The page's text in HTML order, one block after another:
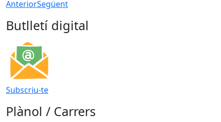
AnteriorSegüent
Butlletí digital
Subscriu-te
Plànol / Carrers